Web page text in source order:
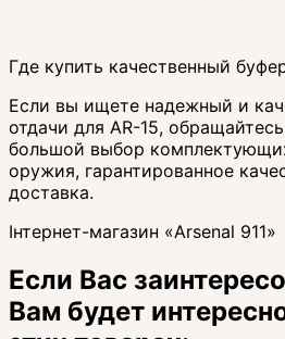
Где купить качественный
Если вы ищете надежный и
отдачи для AR-15,
большой выбор
оружия, гарантированное
доставка.
Інтернет-магазин «Arsenal 911»
Если Вас
Вам будет